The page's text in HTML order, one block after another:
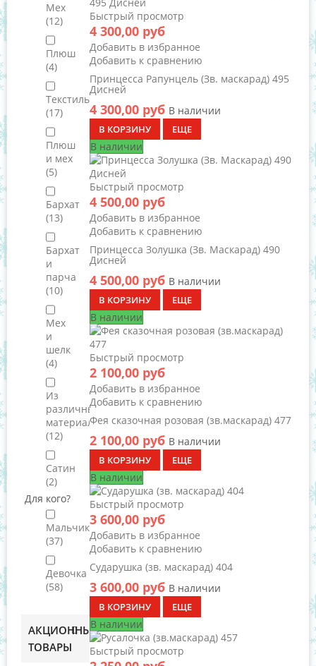
Мех
(12)
Плюш
(4)
Текстиль
(17)
Плюш
и мех
(5)
Бархат
(13)
Бархат
и
парча
(10)
Мех
и
шелк
(4)
Из
различных
материалов
(12)
Сатин
(2)
Для кого?
Мальчик
(37)
Девочка
(58)
АКЦИОННЫЕ
ТОВАРЫ
Быстрый просмотр
4 300,00 руб
Добавить в избранное
Добавить к сравнению
Принцесса Рапунцель (Зв. маскарад) 495
Дисней
4 300,00 руб В наличии
В КОРЗИНУ ЕЩЕ
В наличии
Быстрый просмотр
4 500,00 руб
Добавить в избранное
Добавить к сравнению
Принцесса Золушка (Зв. Маскарад) 490
Дисней
4 500,00 руб В наличии
В КОРЗИНУ ЕЩЕ
В наличии
Быстрый просмотр
2 100,00 руб
Добавить в избранное
Добавить к сравнению
Фея сказочная розовая (зв.маскарад) 477
2 100,00 руб В наличии
В КОРЗИНУ ЕЩЕ
В наличии
Быстрый просмотр
3 600,00 руб
Добавить в избранное
Добавить к сравнению
Сударушка (зв. маскарад) 404
3 600,00 руб В наличии
В КОРЗИНУ ЕЩЕ
В наличии
Быстрый просмотр